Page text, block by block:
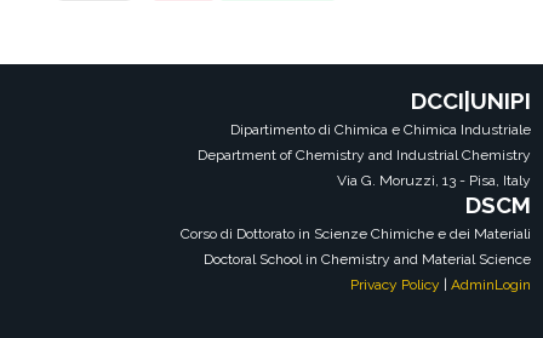
DCCI|UNIPI
Dipartimento di Chimica e Chimica Industriale
Department of Chemistry and Industrial Chemistry
Via G. Moruzzi, 13 - Pisa, Italy
DSCM
Corso di Dottorato in Scienze Chimiche e dei Materiali
Doctoral School in Chemistry and Material Science
Privacy Policy | AdminLogin